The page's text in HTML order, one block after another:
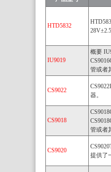
HTD5832
IU9019
概要
管或者
CS9022
器。
CS9018
管或者
CS9020
提供了